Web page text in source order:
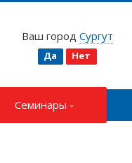
Ваш город Сургут
Да Нет
Семинары